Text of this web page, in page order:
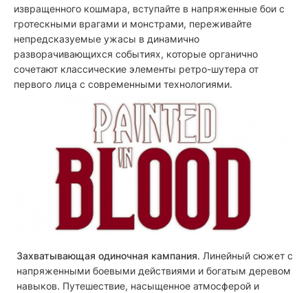
извращенного кошмара, вступайте в напряженные бои с
гротескными врагами и монстрами, переживайте
непредсказуемые ужасы в динамично
разворачивающихся событиях, которые органично
сочетают классические элементы ретро-шутера от
первого лица с современными технологиями.
Захватывающая одиночная кампания. Линейный сюжет с
напряженными боевыми действиями и богатым деревом
навыков. Путешествие, насыщенное атмосферой и